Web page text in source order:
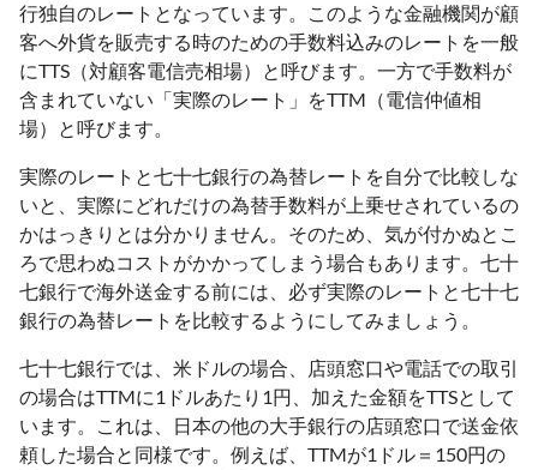
行独自のレートとなっています。このような金融機関が顧
客へ外貨を販売する時のための手数料込みのレートを一般
にTTS（対顧客電信売相場）と呼びます。一方で手数料が
含まれていない「実際のレート」をTTM（電信仲値相
場）と呼びます。
実際のレートと七十七銀行の為替レートを自分で比較しな
いと、実際にどれだけの為替手数料が上乗せされているの
かはっきりとは分かりません。そのため、気が付かぬとこ
ろで思わぬコストがかかってしまう場合もあります。七十
七銀行で海外送金する前には、必ず実際のレートと七十七
銀行の為替レートを比較するようにしてみましょう。
七十七銀行では、米ドルの場合、店頭窓口や電話での取引
の場合はTTMに1ドルあたり1円、加えた金額をTTSとして
います。これは、日本の他の大手銀行の店頭窓口で送金依
頼した場合と同様です。例えば、TTMが1ドル＝150円の